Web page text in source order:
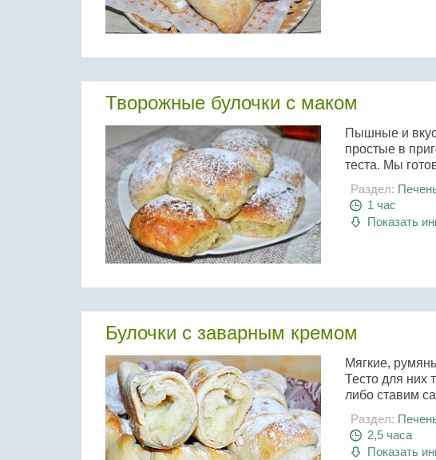
Творожные булочки с маком
Пышные и
простые в
теста. Мы
Раздел:
1 час
Показать
Булочки с заварным кремом
Мягкие,
Тесто для них
либо ставим
Раздел:
2,5 часа
Показать